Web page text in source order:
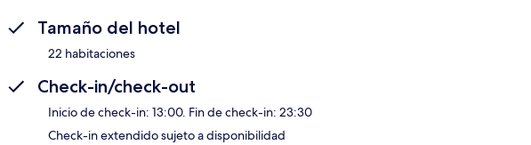
Tamaño del hotel
22 habitaciones
Check-in/check-out
Inicio de check-in: 13:00. Fin de check-in: 23:30
Check-in extendido sujeto a disponibilidad